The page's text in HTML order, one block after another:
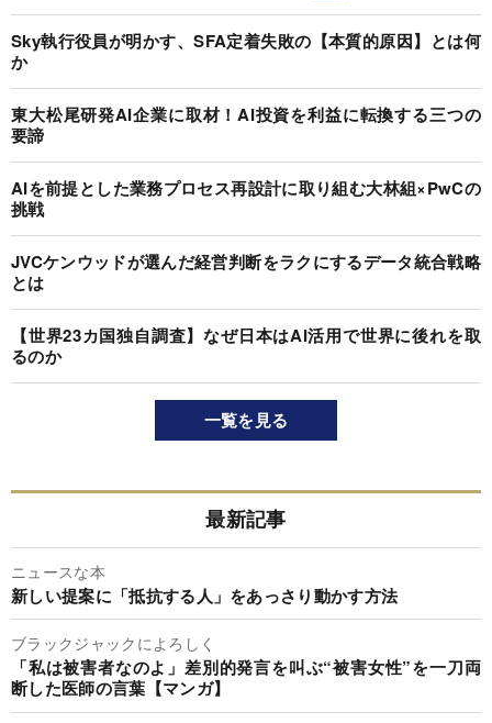
Sky執行役員が明かす、SFA定着失敗の【本質的原因】とは何
か
東大松尾研発AI企業に取材！AI投資を利益に転換する三つの
要諦
AIを前提とした業務プロセス再設計に取り組む大林組×PwCの
挑戦
JVCケンウッドが選んだ経営判断をラクにするデータ統合戦略
とは
【世界23カ国独自調査】なぜ日本はAI活用で世界に後れを取
るのか
一覧を見る
最新記事
ニュースな本
新しい提案に「抵抗する人」をあっさり動かす方法
ブラックジャックによろしく
「私は被害者なのよ」差別的発言を叫ぶ“被害女性”を一刀両
断した医師の言葉【マンガ】